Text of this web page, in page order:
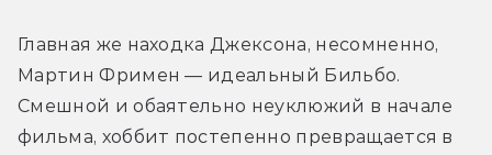
Главная же находка Джексона, несомненно,
Мартин Фримен — идеальный Бильбо.
Смешной и обаятельно неуклюжий в начале
фильма, хоббит постепенно превращается в